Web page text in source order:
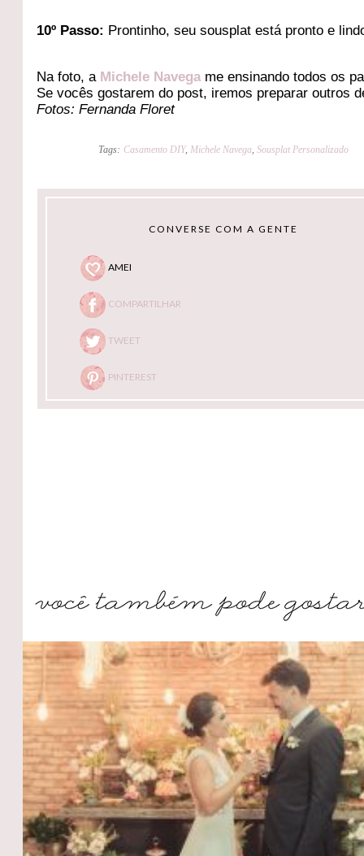
10º Passo: Prontinho, seu sousplat está pronto e
Na foto, a Michele Navega me ensinando todos os
Se vocês gostarem do post, iremos preparar outros
Fotos: Fernanda Floret
Tags: Casamento DIY, Michele Navega, Sousplat Personalizado
CONVERSE COM A GENTE
AMEI
COMPARTILHAR
TWEET
PINTEREST